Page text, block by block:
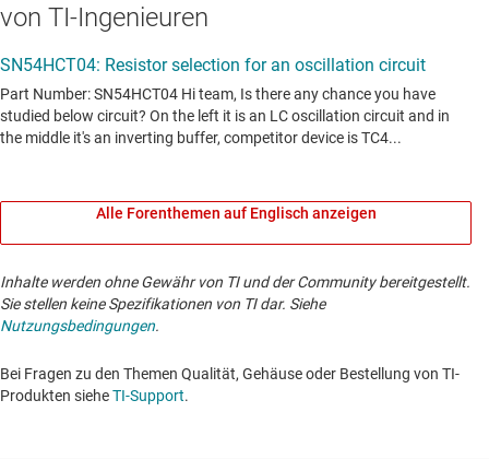
von TI-Ingenieuren
Alle Forenthemen auf Englisch anzeigen
Inhalte werden ohne Gewähr von TI und der Community bereitgestellt.
Sie stellen keine Spezifikationen von TI dar. Siehe
Nutzungsbedingungen.
Bei Fragen zu den Themen Qualität, Gehäuse oder Bestellung von TI-
Produkten sieheTI-Support. ​​​​​​​​​​​​​​